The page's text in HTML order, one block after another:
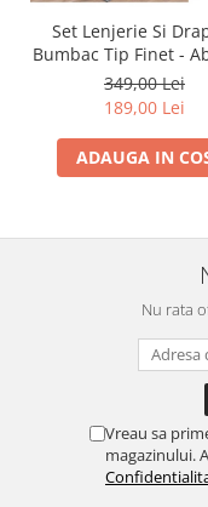
Set Lenjerie Si
Bumbac Tip Finet -
349,00 Lei
189,00 Lei
ADAUGA IN
Nu rata
Vreau sa
magazinului.